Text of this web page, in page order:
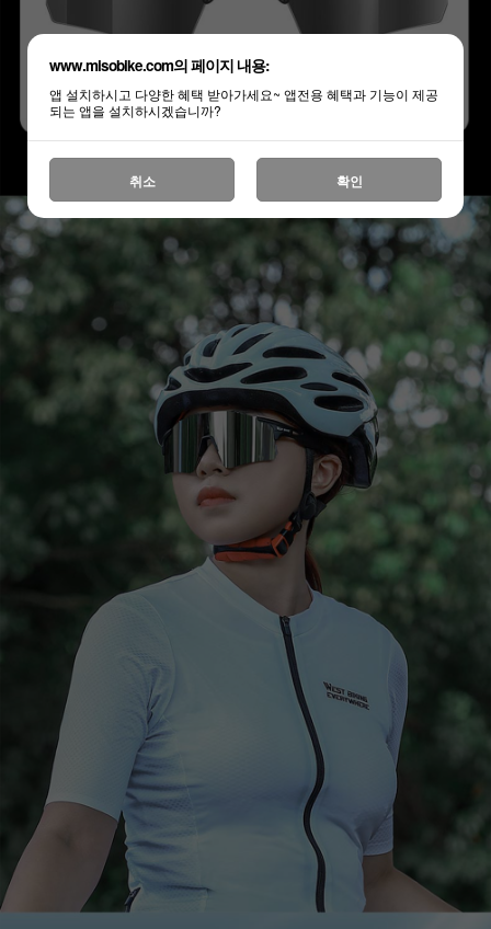
www.misobike.com의 페이지 내용:
앱 설치하시고 다양한 혜택 받아가세요~ 앱전용 혜택과 기능이 제공
되는 앱을 설치하시겠습니까?
취소 확인